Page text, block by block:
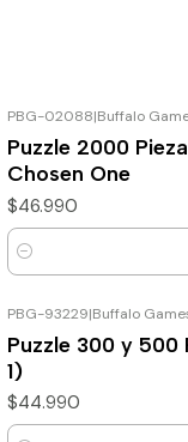
PBG-02088|Buffalo
Puzzle 2000
Chosen One
$46.990
Cantidad
PBG-93229|Buffalo
Puzzle 300 y 500
1)
$44.990